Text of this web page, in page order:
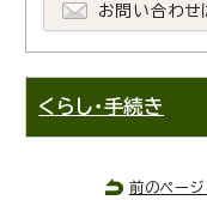
お問い合わせ
くらし・手続き
前のページ